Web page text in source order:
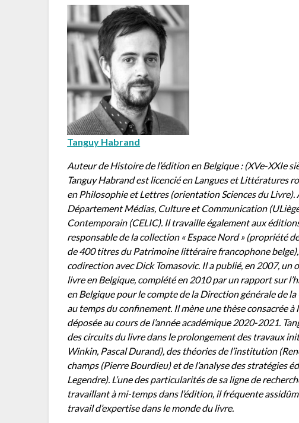
Tanguy Habrand
Auteur de Histoire de l’édition en Belgique : (XVe-XXIe
Tanguy Habrand est licencié en Langues et Littératures
en Philosophie et Lettres (orientation Sciences du
Département Médias, Culture et Communication
Contemporain (CELIC). Il travaille également aux
responsable de la collection « Espace Nord » (propriété
de 400 titres du Patrimoine littéraire francophone belge),
codirection avec Dick Tomasovic. Il a publié, en 2007, un
livre en Belgique, complété en 2010 par un rapport sur
en Belgique pour le compte de la Direction générale de
au temps du confinement. Il mène une thèse consacrée
déposée au cours de l’année académique 2020-2021.
des circuits du livre dans le prolongement des travaux
Winkin, Pascal Durand), des théories de l’institution
champs (Pierre Bourdieu) et de l’analyse des stratégies
Legendre). L’une des particularités de sa ligne de
travaillant à mi-temps dans l’édition, il fréquente
travail d’expertise dans le monde du livre.